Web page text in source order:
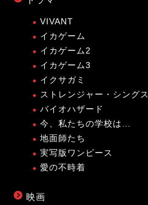
VIVANT
イカゲーム
イカゲーム2
イカゲーム3
イクサガミ
ストレンジャー・シングス
バイオハザード
今、私たちの学校は…
地面師たち
実写版ワンピース
愛の不時着
映画